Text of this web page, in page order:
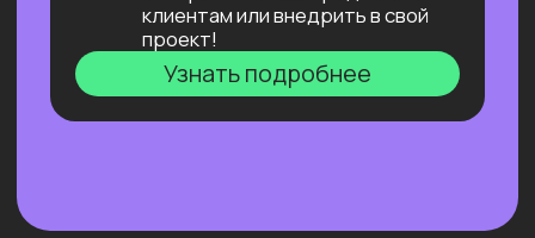
Результат: минимум рисков,
максимум фокуса на задаче.
Готовимся к интервью и тех.